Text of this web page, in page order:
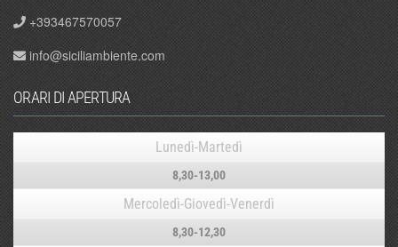
+393467570057
info@siciliambiente.com
ORARI DI APERTURA
Lunedì-Martedì
8,30-13,00
Mercoledì-Giovedì-Venerdì
8,30-12,30